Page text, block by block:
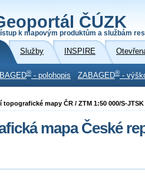
ČÚZK
k mapovým produktům a službám
Služby INSPIRE
® - polohopis ZABAGED® -
topografické mapy ČR / ZTM 1:50 000/S-JTSK
mapa České